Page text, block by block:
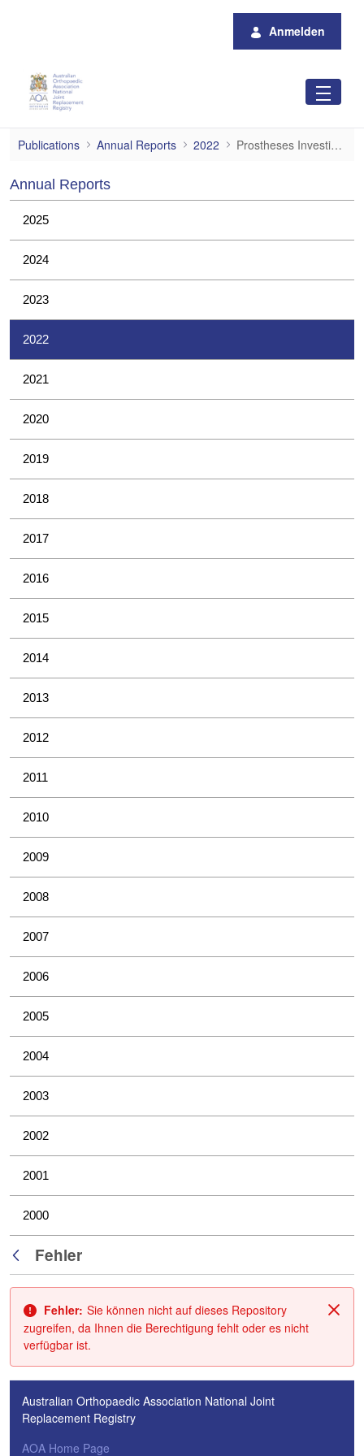
Anmelden
Prostheses Investigations
Publications Annual Reports 2022 Prostheses Investigations
Annual Reports
2025
2024
2023
2022
2021
2020
2019
2018
2017
2016
2015
2014
2013
2012
2011
2010
2009
2008
2007
2006
2005
2004
2003
2002
2001
2000
Zurück
Fehler
Fehler: Sie können nicht auf dieses Repository
zugreifen, da Ihnen die Berechtigung fehlt oder es nicht
verfügbar ist.
Australian Orthopaedic Association National Joint
Replacement Registry
AOA Home Page